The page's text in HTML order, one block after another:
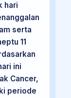
hari
serta
11
ini
Cancer,
periode